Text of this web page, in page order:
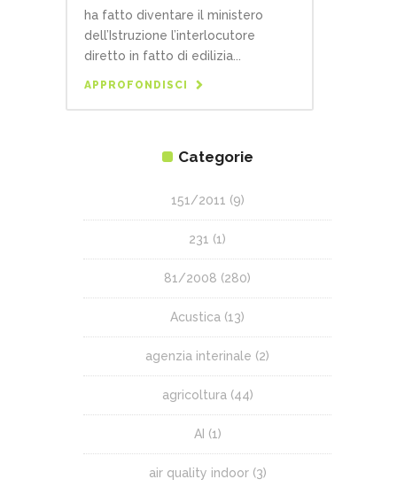
ha fatto diventare il ministero
dell’Istruzione l’interlocutore
diretto in fatto di edilizia...
APPROFONDISCI
Categorie
151/2011 (9)
231 (1)
81/2008 (280)
Acustica (13)
agenzia interinale (2)
agricoltura (44)
AI (1)
air quality indoor(3)